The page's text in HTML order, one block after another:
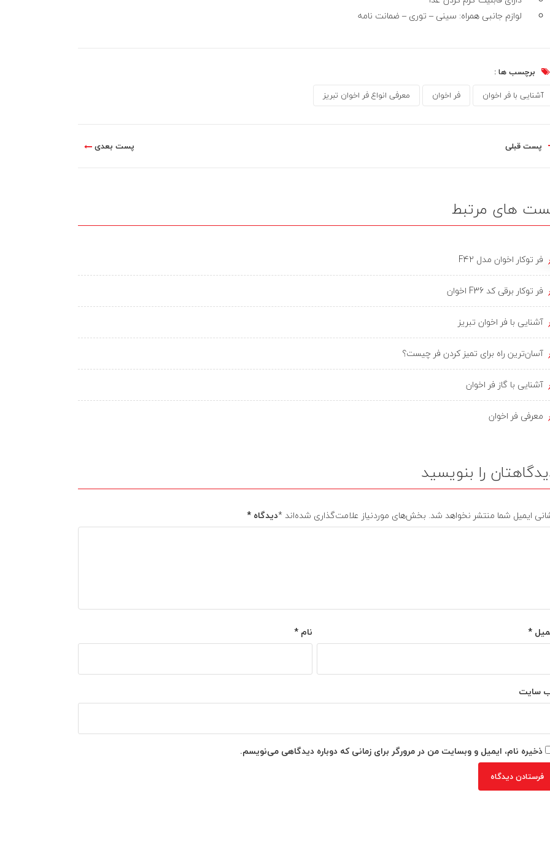
لوازم جانبی همراه: سینی – توری – ضمانت نامه
برچسب ها :
آشنایی با فر اخوان
فر اخوان معرفی انواع فر اخوان تبریز
پست قبلی پست بعدی
های مرتبط
فر توکار اخوان مدل F42
فر توکار برقی کد F36 اخوان
آشنایی با فر اخوان تبریز
آسان‌ترین راه برای تمیز کردن فر چیست؟
آشنایی با گاز فر اخوان
معرفی فر اخوان
را بنویسید
ایمیل شما منتشر نخواهد شد. بخش‌های موردنیاز علامت‌گذاری شده‌اند *دیدگاه *
نام* *
سایت
ذخیره نام، ایمیل و وبسایت من در مرورگر برای زمانی که دوباره دیدگاهی می‌نویسم.